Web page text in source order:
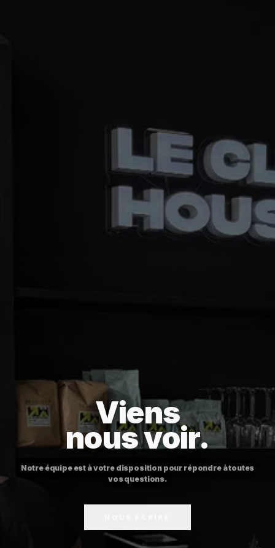
Viens
nous voir.
Notre équipe est à votre disposition pour répondre à toutes
vos questions.